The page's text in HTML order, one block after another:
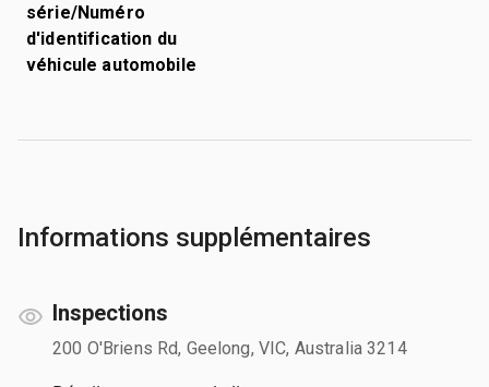
série/Numéro
d'identification du
véhicule automobile
Informations supplémentaires
Inspections
200 O'Briens Rd, Geelong, VIC, Australia 3214